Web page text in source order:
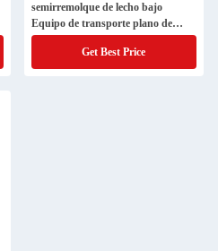
semirremolque de lecho bajo
Equipo de transporte plano de
trabajo pesado extensible
Get Best Price